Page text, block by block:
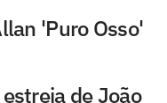
'Puro Osso'
de João